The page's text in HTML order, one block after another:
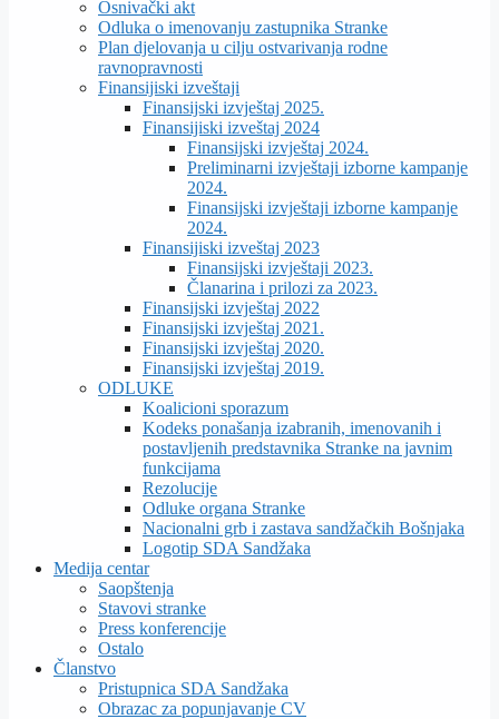
Osnivački akt
Odluka o imenovanju zastupnika Stranke
Plan djelovanja u cilju ostvarivanja rodne
ravnopravnosti
Finansijiski izveštaji
Finansijski izvještaj 2025.
Finansijiski izveštaj 2024
Finansijski izvještaj 2024.
Preliminarni izvještaji izborne kampanje
2024.
Finansijski izvještaji izborne kampanje
2024.
Finansijiski izveštaj 2023
Finansijski izvještaji 2023.
Članarina i prilozi za 2023.
Finansijski izvještaj 2022
Finansijski izvještaj 2021.
Finansijski izvještaj 2020.
Finansijski izvještaj 2019.
ODLUKE
Koalicioni sporazum
Kodeks ponašanja izabranih, imenovanih i
postavljenih predstavnika Stranke na javnim
funkcijama
Rezolucije
Odluke organa Stranke
Nacionalni grb i zastava sandžačkih Bošnjaka
Logotip SDA Sandžaka
Medija centar
Saopštenja
Stavovi stranke
Press konferencije
Ostalo
Članstvo
Pristupnica SDA Sandžaka
Obrazac za popunjavanje CV